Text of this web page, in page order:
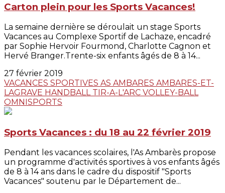
Carton plein pour les Sports Vacances!
La semaine dernière se déroulait un stage Sports
Vacances au Complexe Sportif de Lachaze, encadré
par Sophie Hervoir Fourmond, Charlotte Cagnon et
Hervé Branger.Trente-six enfants âgés de 8 à 14...
27 février 2019
VACANCES SPORTIVES AS AMBARES AMBARES-ET-
LAGRAVE HANDBALL TIR-A-L'ARC VOLLEY-BALL
OMNISPORTS
Sports Vacances : du 18 au 22 février 2019
Pendant les vacances scolaires, l'As Ambarès propose
un programme d'activités sportives à vos enfants âgés
de 8 à 14 ans dans le cadre du dispositif "Sports
Vacances" soutenu par le Département de...